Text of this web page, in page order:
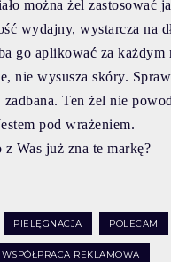
można żel zastosować
wydajny, wystarcza na
go aplikować za każdym
nie wysusza skóry.
Ten żel nie
pod wrażeniem.
z Was już zna te markę?
PIELĘGNACJA POLECAM
WSPÓŁPRACA REKLAMOWA